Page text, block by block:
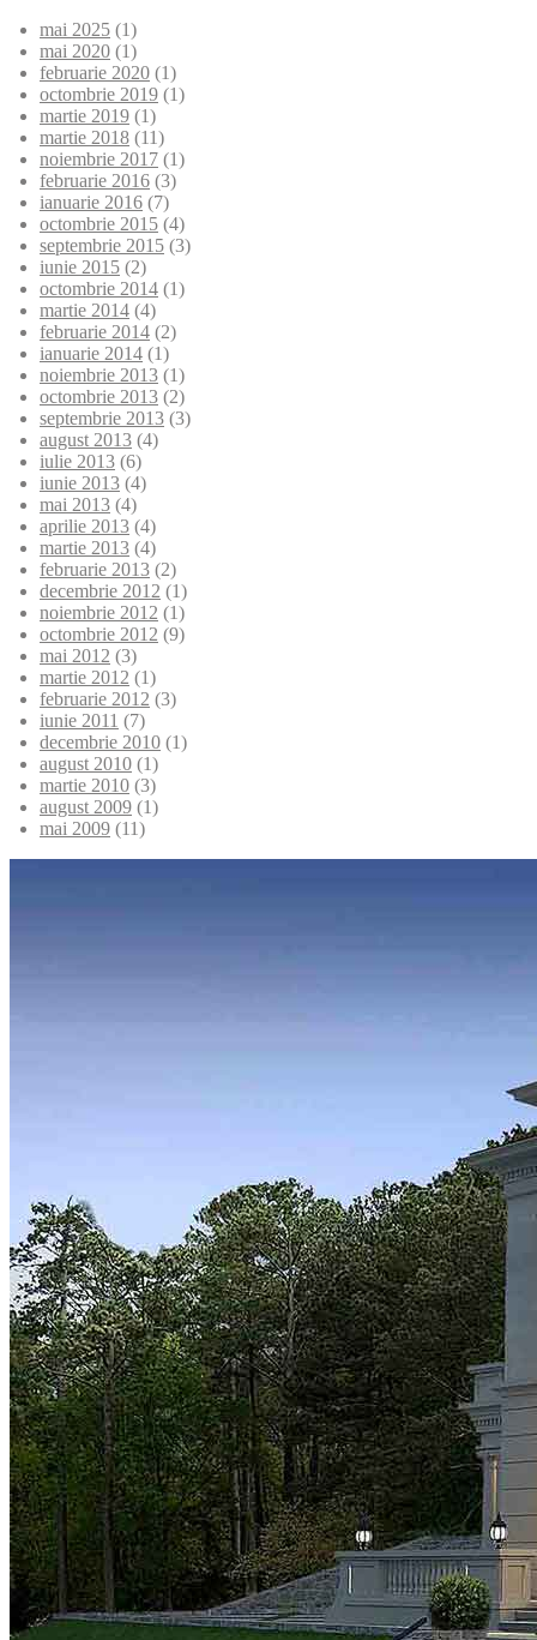
mai 2025 (1)
mai 2020 (1)
februarie 2020 (1)
octombrie 2019 (1)
martie 2019 (1)
martie 2018 (11)
noiembrie 2017 (1)
februarie 2016 (3)
ianuarie 2016 (7)
octombrie 2015 (4)
septembrie 2015 (3)
iunie 2015 (2)
octombrie 2014 (1)
martie 2014 (4)
februarie 2014 (2)
ianuarie 2014 (1)
noiembrie 2013 (1)
octombrie 2013 (2)
septembrie 2013 (3)
august 2013 (4)
iulie 2013 (6)
iunie 2013 (4)
mai 2013 (4)
aprilie 2013 (4)
martie 2013 (4)
februarie 2013 (2)
decembrie 2012 (1)
noiembrie 2012 (1)
octombrie 2012 (9)
mai 2012 (3)
martie 2012 (1)
februarie 2012 (3)
iunie 2011 (7)
decembrie 2010 (1)
august 2010 (1)
martie 2010 (3)
august 2009 (1)
mai 2009 (11)